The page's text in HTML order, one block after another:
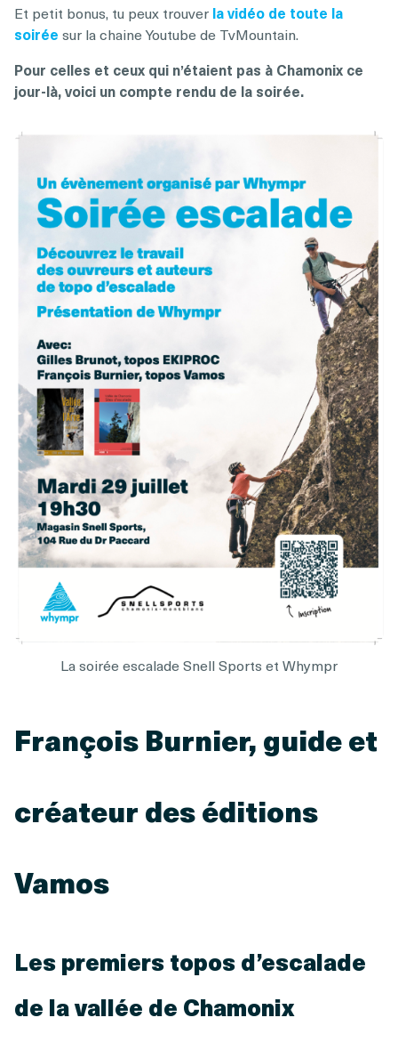
Et petit bonus, tu peux trouver la vidéo de toute la
soirée sur la chaine Youtube de TvMountain.
Pour celles et ceux qui n’étaient pas à Chamonix ce
jour-là, voici un compte rendu de la soirée.
La soirée escalade Snell Sports et Whympr
François Burnier, guide et
créateur des éditions
Vamos
Les premiers topos d’escalade
de la vallée de Chamonix